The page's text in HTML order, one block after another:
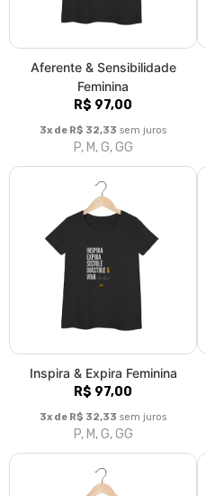
Aferente & Sensibilidade
Feminina
R$ 97,00
3x de R$ 32,33 sem juros
P, M, G, GG
Inspira & Expira Feminina
R$ 97,00
3x de R$ 32,33 sem juros
P, M, G, GG